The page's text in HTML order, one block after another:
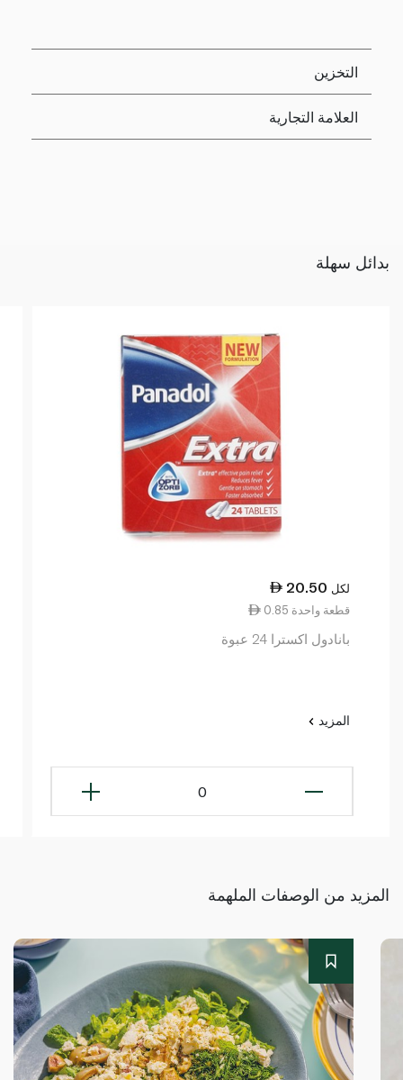
التخزين
العلامة التجارية
بدائل سهلة
20.50 لكل
0.85 قطعة واحدة
بانادول اكسترا 24 عبوة
المزيد
0
المزيد من الوصفات الملهمة